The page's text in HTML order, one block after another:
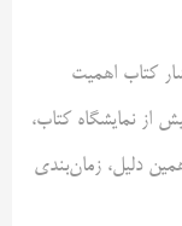
کتاب اهمیت
از نمایشگاه کتاب،
دلیل، زمان‌بندی